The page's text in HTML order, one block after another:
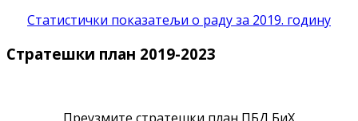
Статистички показатељи о раду за 2019. годину
Стратешки план 2019-2023